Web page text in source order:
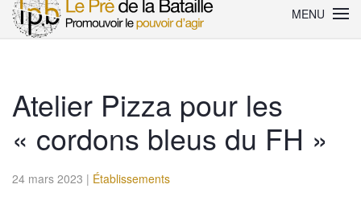
MENU
Atelier Pizza pour les
« cordons bleus du FH »
24 mars 2023 | Établissements